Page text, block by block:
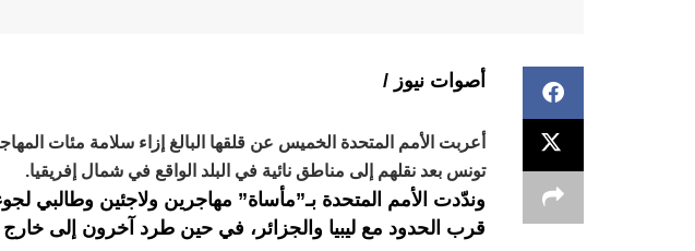
أصوات نيوز /
أعربت الأمم المتحدة الخميس عن قلقها البالغ إزاء سلامة مئات
تونس بعد نقلهم إلى مناطق نائية في البلد الواقع في شمال إفريقيا.
وندّدت الأمم المتحدة بـ”مأساة” مهاجرين ولاجئين
قرب الحدود مع ليبيا والجزائر، في حين طرد آخرون إلى خارج